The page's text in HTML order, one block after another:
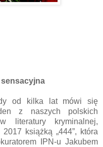
od kilka lat mówi się
z naszych polskich
literatury kryminalnej,
książką „444”, która
IPN-u Jakubem